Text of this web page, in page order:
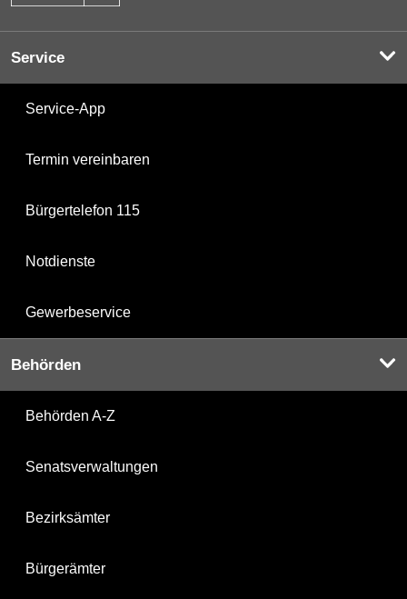
Service
Service-App
Termin vereinbaren
Bürgertelefon 115
Notdienste
Gewerbeservice
Behörden
Behörden A-Z
Senatsverwaltungen
Bezirksämter
Bürgerämter